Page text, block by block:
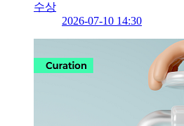
수상
2026-07-10 14:30